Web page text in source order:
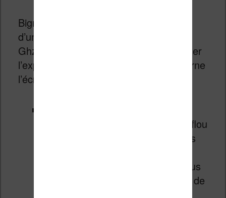
Bigme met aussi en avant la présence
d’un processeur rapide octa-core à 2,4
Ghz et des fonctionnalités pour optimiser
l’expérience utilisateur en ce qui concerne
l’écran couleur :
minimise le ghosting, un effet de flou
désagréable qui peut survenir lors
conçu pour un affichage net et plus
réactif (meilleur rafraîchissement de